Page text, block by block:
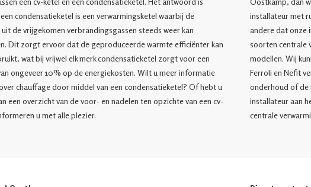
condensatieketel is een verwarmingsketel waarbij de
de vrijgekomen verbrandingsgassen steeds weer kan
Dit zorgt ervoor dat de geproduceerde warmte efficiënter kan
wat bij vrijwel elk merk condensatieketel zorgt voor een
ongeveer 10% op de energiekosten. Wilt u meer informatie
chauffage door middel van een condensatieketel? Of hebt u
een overzicht van de voor- en nadelen ten opzichte van een cv-
u met alle plezier.
installateur met
andere dat onze
soorten centrale
modellen. Wij
Ferroli en Nefit
onderhoud of de
installateur aan
centrale